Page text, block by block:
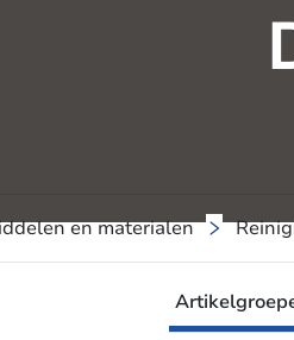
en materialen